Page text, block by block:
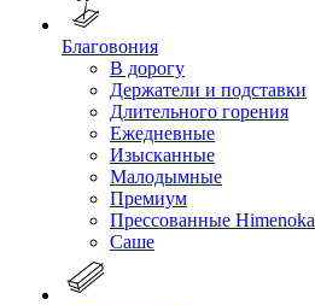
Благовония
В дорогу
Держатели и подставки
Длительного горения
Ежедневные
Изысканные
Малодымные
Премиум
Прессованные Himenoka
Саше